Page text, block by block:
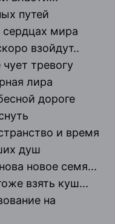
путей
мира
взойдут..
тревогу
лира
дороге
и время
душ
новое семя...
взять куш...
на